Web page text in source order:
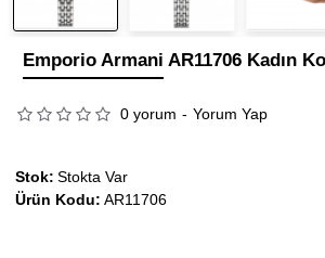
Emporio Armani AR11706 Kadın
0 yorum - Yorum Yap
Stok: Stokta Var
Ürün Kodu: AR11706